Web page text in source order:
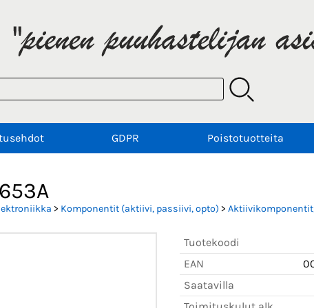
GDPR Poistotuotteita
> Komponentit (aktiivi, passiivi, opto) >
Tuotekoodi
EAN
Saatavilla